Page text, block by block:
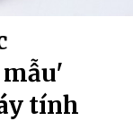
tính